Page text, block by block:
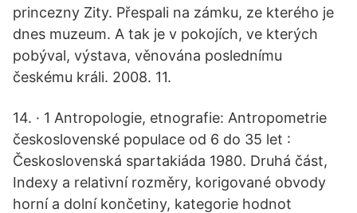
princezny Zity. Přespali na zámku, ze kterého je
dnes muzeum. A tak je v pokojích, ve kterých
pobýval, výstava, věnována poslednímu
českému králi. 2008. 11.
14. · 1 Antropologie, etnografie: Antropometrie
československé populace od 6 do 35 let :
Československá spartakiáda 1980. Druhá část,
Indexy a relativní rozměry, korigované obvody
horní a dolní končetiny, kategorie hodnot